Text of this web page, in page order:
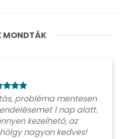
MONDTÁK
probléma mentesen
1 nap alatt.
kezelhető, az
nagyon kedves!